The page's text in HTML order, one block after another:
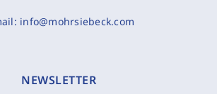
info@mohrsiebeck.com
NEWSLETTER